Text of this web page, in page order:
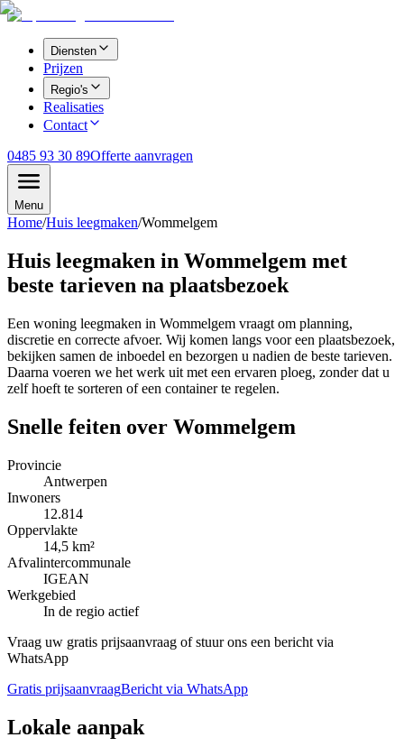
Diensten
Prijzen
Regio's
Realisaties
Contact
0485 93 30 89Offerte aanvragen
Menu
Home/Huis leegmaken/Wommelgem
Huis leegmaken in Wommelgem met
beste tarieven na plaatsbezoek
Een woning leegmaken in Wommelgem vraagt om planning,
discretie en correcte afvoer. Wij komen langs voor een plaatsbezoek,
bekijken samen de inboedel en bezorgen u nadien de beste tarieven.
Daarna voeren we het werk uit met een ervaren ploeg, zonder dat u
zelf hoeft te sorteren of een container te regelen.
Snelle feiten over Wommelgem
Provincie
Antwerpen
Inwoners
12.814
Oppervlakte
14,5 km²
Afvalintercommunale
IGEAN
Werkgebied
In de regio actief
Vraag uw gratis prijsaanvraag of stuur ons een bericht via
WhatsApp
Gratis prijsaanvraagBericht via WhatsApp
Lokale aanpak